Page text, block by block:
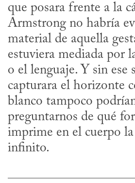
que posara frente a la
Armstrong no habría
material de aquella
estuviera mediada por
o el lenguaje. Y sin ese
capturara el horizonte
blanco tampoco
preguntarnos de qué
imprime en el cuerpo
infinito.